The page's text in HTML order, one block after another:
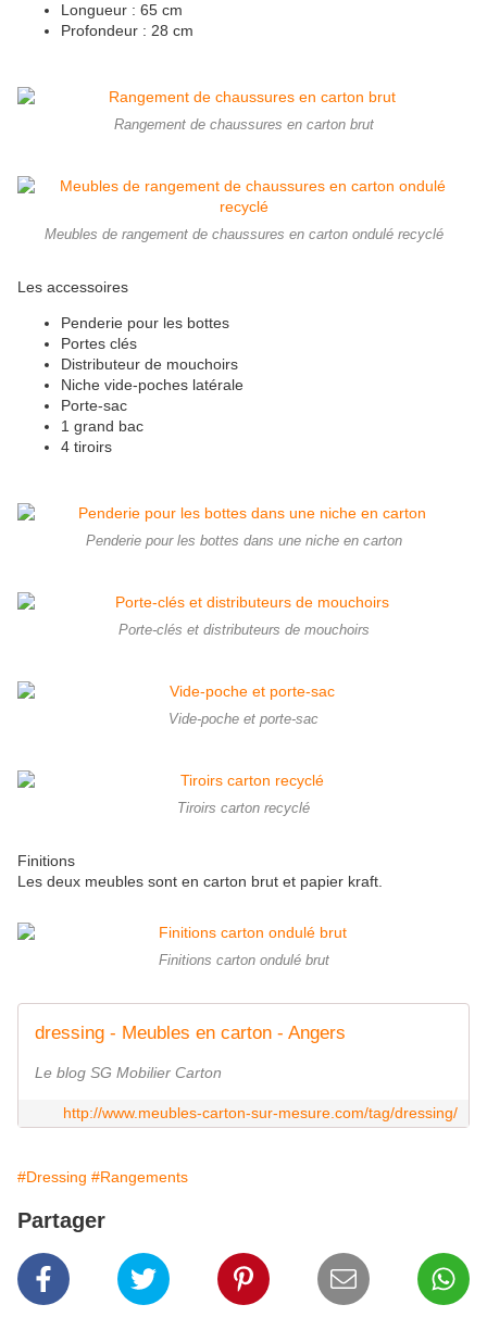
Longueur : 65 cm
Profondeur : 28 cm
Rangement de chaussures en carton brut
Meubles de rangement de chaussures en carton ondulé recyclé
Les accessoires
Penderie pour les bottes
Portes clés
Distributeur de mouchoirs
Niche vide-poches latérale
Porte-sac
1 grand bac
4 tiroirs
Penderie pour les bottes dans une niche en carton
Porte-clés et distributeurs de mouchoirs
Vide-poche et porte-sac
Tiroirs carton recyclé
Finitions
Les deux meubles sont en carton brut et papier kraft.
Finitions carton ondulé brut
dressing - Meubles en carton - Angers
Le blog SG Mobilier Carton
http://www.meubles-carton-sur-mesure.com/tag/dressing/
#Dressing #Rangements
Partager